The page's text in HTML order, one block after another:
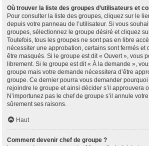
Où trouver la liste des groupes d’utilisateurs et
Pour consulter la liste des groupes, cliquez sur le
depuis votre panneau de l’utilisateur. Si vous
groupes, sélectionnez le groupe désiré et cliquez
Toutefois, tous les groupes ne sont pas en libre
nécessiter une approbation, certains sont fermés et
être masqués. Si le groupe est dit « Ouvert », vous
librement. Si le groupe est dit « À la demande »,
groupe mais votre demande nécessitera d’être
groupe. Ce dernier pourra vous demander
rejoindre le groupe et ainsi décider s’il approuvera
N’importunez pas le chef de groupe s’il annule
sûrement ses raisons.
Haut
Comment devenir chef de groupe ?